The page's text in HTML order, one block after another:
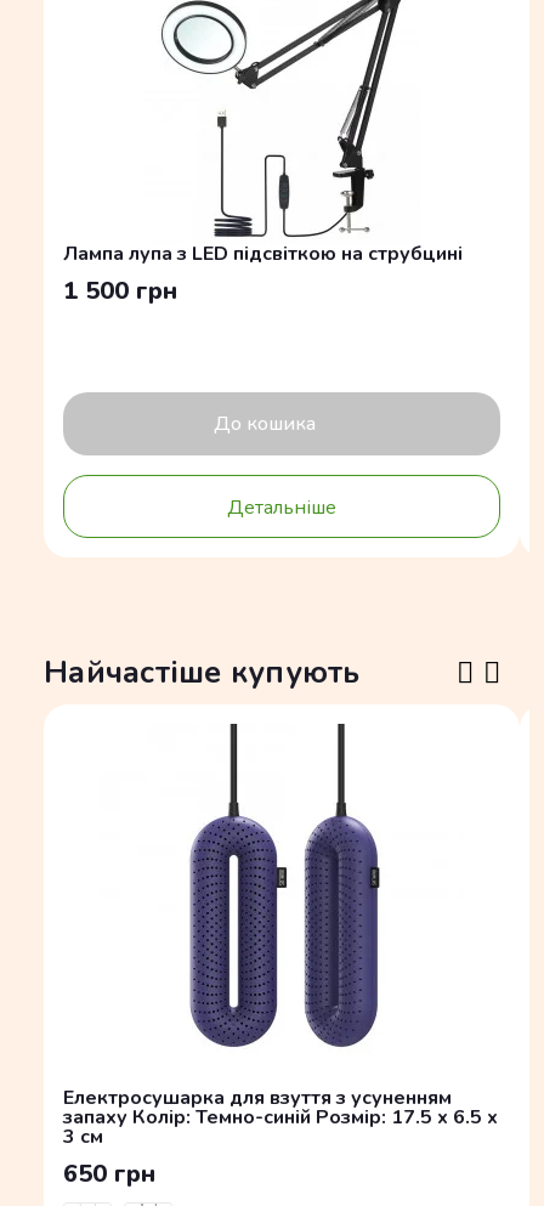
Лампа лупа з LED підсвіткою на струбцині
1 500 грн
До кошика
Детальніше
Найчастіше купують
Електросушарка для взуття з усуненням
запаху Колір: Темно-синій Розмір: 17.5 x 6.5 x
3 см
650 грн